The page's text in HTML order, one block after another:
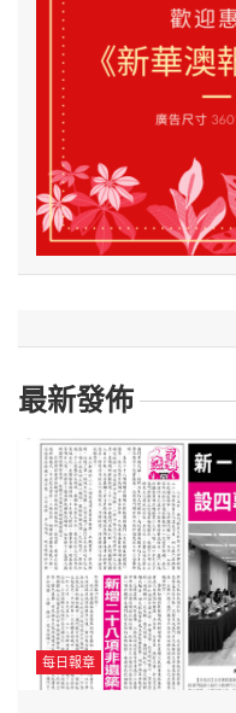
最新發佈
每日報章